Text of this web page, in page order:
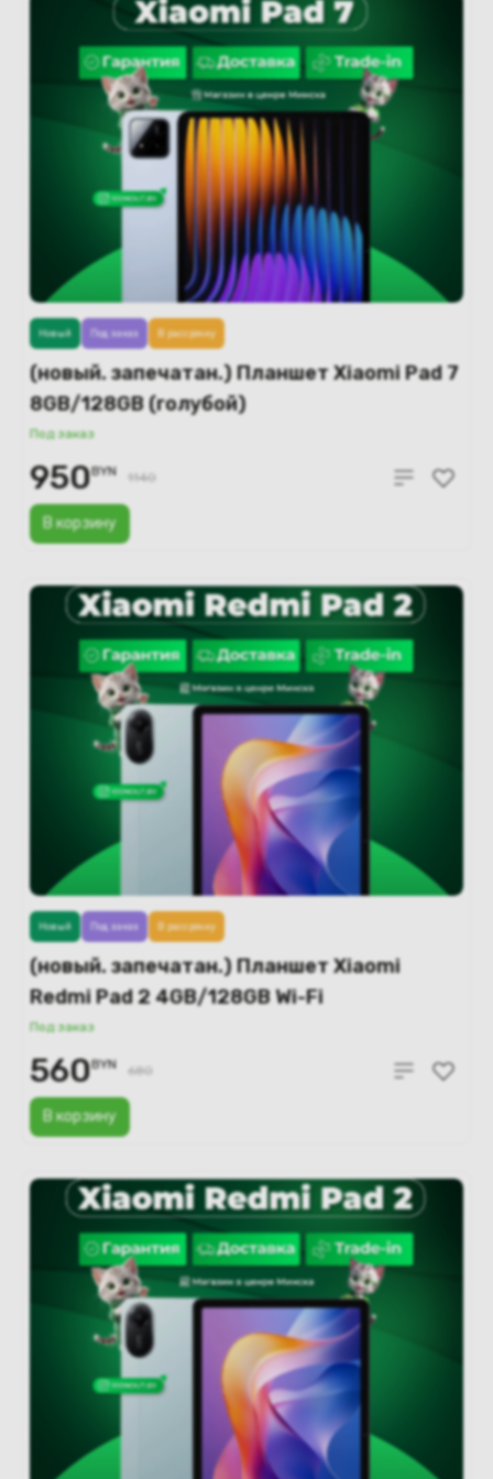
(новый. запечатан.) Планшет Xiaomi Pad 7
8GB/128GB (голубой)
Под заказ
В корзину
Новый Под заказ В рассрочку
950BYN 1140
(новый. запечатан.) Планшет Xiaomi
Redmi Pad 2 4GB/128GB Wi-Fi
международная версия (мятный)
Под заказ
В корзину
Новый Под заказ В рассрочку
560BYN 680